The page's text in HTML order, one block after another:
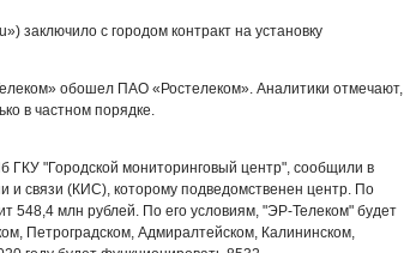
заключило с городом контракт на установку
обошел ПАО «Ростелеком». Аналитики отмечают,
в частном порядке.
ГКУ "Городской мониторинговый центр", сообщили в
и связи (КИС), которому подведомственен центр. По
548,4 млн рублей. По его условиям, "ЭР-Телеком" будет
Петроградском, Адмиралтейском, Калининском,